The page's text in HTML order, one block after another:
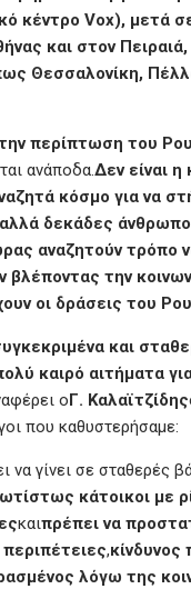
κέντρο Vox), μετά
και στον
Θεσσαλονίκη,
περίπτωση του
ανάποδα.Δεν είναι η
κόσμο για να
δεκάδες
αναζητούν τρόπο
βλέποντας την
οι δράσεις του
και
καιρό αιτήματα
οΓ. Καλαϊτζίδης
που καθυστερήσαμε:
να γίνει σε σταθερές
κάτοικοι με
καιπρέπει να
,κίνδυνος
λόγω της